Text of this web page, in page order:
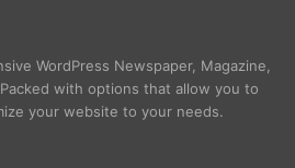
WordPress Newspaper, Magazine,
with options that allow you to
your website to your needs.